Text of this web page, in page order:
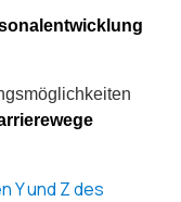
Y und Z des